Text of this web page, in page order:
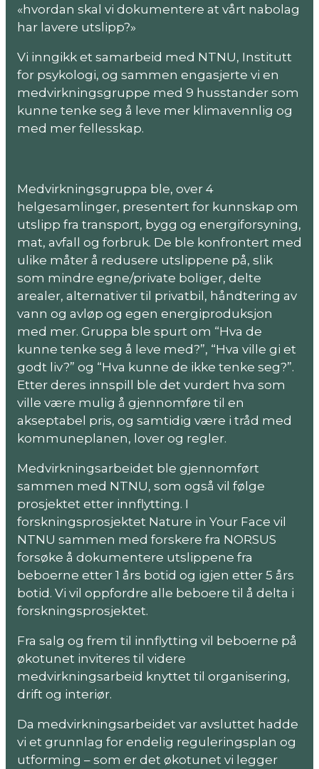
«hvordan skal vi dokumentere at vårt nabolag
har lavere utslipp?»
Vi inngikk et samarbeid med NTNU, Institutt
for psykologi, og sammen engasjerte vi en
medvirkningsgruppe med 9 husstander som
kunne tenke seg å leve mer klimavennlig og
med mer fellesskap.
Medvirkningsgruppa ble, over 4
helgesamlinger, presentert for kunnskap om
utslipp fra transport, bygg og energiforsyning,
mat, avfall og forbruk. De ble konfrontert med
ulike måter å redusere utslippene på, slik
som mindre egne/private boliger, delte
arealer, alternativer til privatbil, håndtering av
vann og avløp og egen energiproduksjon
med mer. Gruppa ble spurt om “Hva de
kunne tenke seg å leve med?”, “Hva ville gi et
godt liv?” og “Hva kunne de ikke tenke seg?”.
Etter deres innspill ble det vurdert hva som
ville være mulig å gjennomføre til en
akseptabel pris, og samtidig være i tråd med
kommuneplanen, lover og regler.
Medvirkningsarbeidet ble gjennomført
sammen med NTNU, som også vil følge
prosjektet etter innflytting. I
forskningsprosjektet Nature in Your Face vil
NTNU sammen med forskere fra NORSUS
forsøke å dokumentere utslippene fra
beboerne etter 1 års botid og igjen etter 5 års
botid. Vi vil oppfordre alle beboere til å delta i
forskningsprosjektet.
Fra salg og frem til innflytting vil beboerne på
økotunet inviteres til videre
medvirkningsarbeid knyttet til organisering,
drift og interiør.
Da medvirkningsarbeidet var avsluttet hadde
vi et grunnlag for endelig reguleringsplan og
utforming – som er det økotunet vi legger